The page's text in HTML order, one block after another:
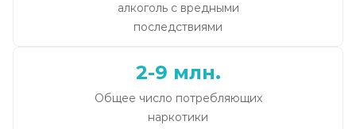
алкоголь с вредными
последствиями
2-9 млн.
Общее число потребляющих
наркотики